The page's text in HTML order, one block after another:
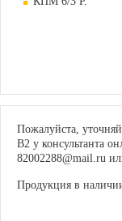
Пожалуйста,
В2 у консультанта
82002288@mail.ru
Продукция в